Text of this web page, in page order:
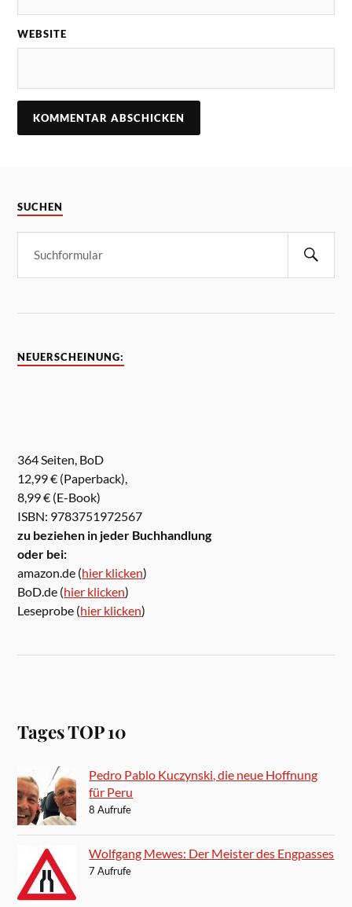
WEBSITE
SUCHEN
NEUERSCHEINUNG:
364 Seiten, BoD
12,99 € (Paperback),
8,99 € (E-Book)
ISBN: 9783751972567
zu beziehen in jeder Buchhandlung
oder bei:
amazon.de (hier klicken)
BoD.de (hier klicken)
Leseprobe (hier klicken)
Tages TOP 10
Pedro Pablo Kuczynski, die neue Hoffnung
für Peru
8 Aufrufe
Wolfgang Mewes: Der Meister des Engpasses
7 Aufrufe